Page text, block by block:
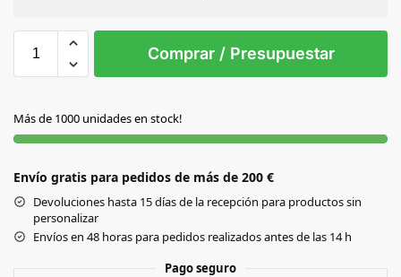
Comprar / Presupuestar
Más de 1000 unidades en stock!
Envío gratis para pedidos de más de 200 €
Devoluciones hasta 15 días de la recepción para productos sin
personalizar
Envíos en 48 horas para pedidos realizados antes de las 14 h
Pago seguro